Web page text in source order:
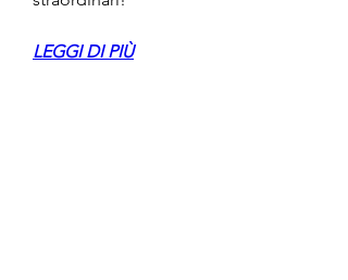
LEGGI DI PIÙ